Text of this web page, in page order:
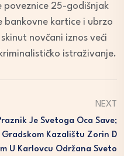
poveznice 25-godišnjak
bankovne kartice i ubrzo
novčani iznos veći
istraživanje.
NEXT
Je Svetoga Oca Save;
Gradskom Kazalištu Zorin D
U Karlovcu Održana Sveto